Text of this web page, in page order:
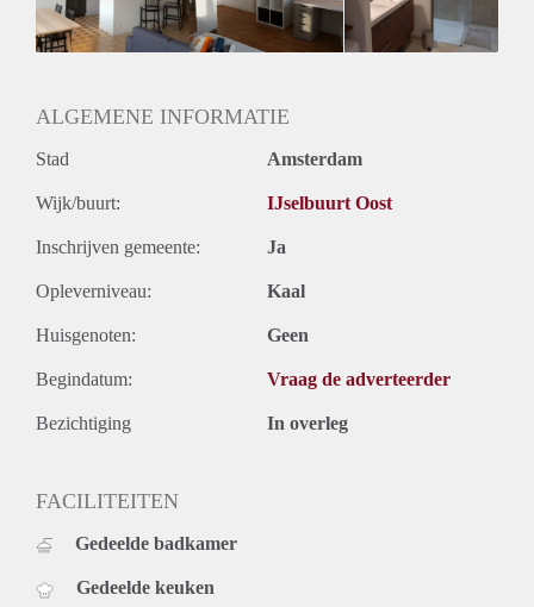
Geslacht huisgenoten: N.v.t.
ALGEMENE INFORMATIE
Stad Amsterdam
Wijk/buurt: IJselbuurt Oost
Inschrijven gemeente: Ja
Opleverniveau: Kaal
Huisgenoten: Geen
Begindatum: Vraag de adverteerder
Bezichtiging In overleg
FACILITEITEN
Gedeelde badkamer
Gedeelde keuken